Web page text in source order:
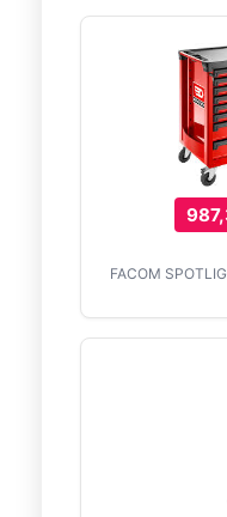
FACOM